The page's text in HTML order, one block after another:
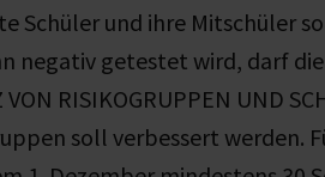
Schüler und ihre Mitschüler
negativ getestet wird, darf
VON RISIKOGRUPPEN UND
soll verbessert werden.